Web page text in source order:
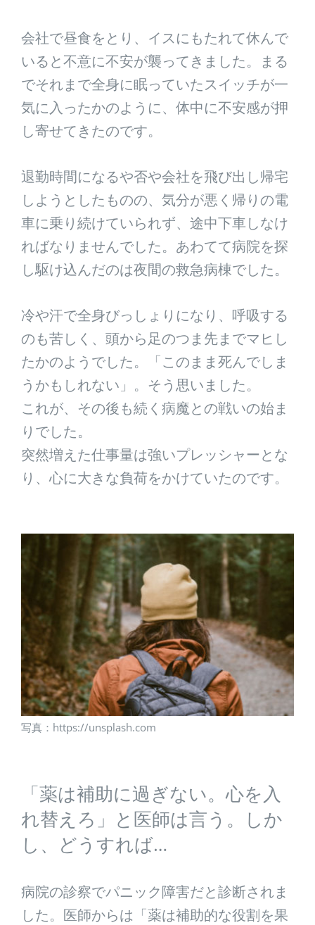
会社で昼食をとり、イスにもたれて休んで
いると不意に不安が襲ってきました。まる
でそれまで全身に眠っていたスイッチが一
気に入ったかのように、体中に不安感が押
し寄せてきたのです。
退勤時間になるや否や会社を飛び出し帰宅
しようとしたものの、気分が悪く帰りの電
車に乗り続けていられず、途中下車しなけ
ればなりませんでした。あわてて病院を探
し駆け込んだのは夜間の救急病棟でした。
冷や汗で全身びっしょりになり、呼吸する
のも苦しく、頭から足のつま先までマヒし
たかのようでした。「このまま死んでしま
うかもしれない」。そう思いました。
これが、その後も続く病魔との戦いの始ま
りでした。
突然増えた仕事量は強いプレッシャーとな
り、心に大きな負荷をかけていたのです。
写真：https://unsplash.com
「薬は補助に過ぎない。心を入
れ替えろ」と医師は言う。しか
し、どうすれば…
病院の診察でパニック障害だと診断されま
した。医師からは「薬は補助的な役割を果